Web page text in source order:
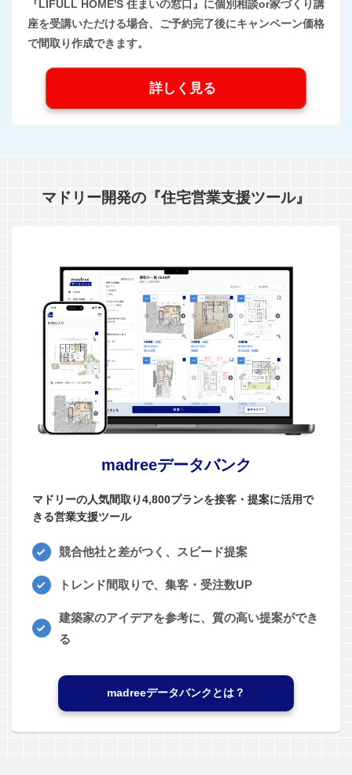
『LIFULL HOME'S 住まいの窓口』に個別相談or家づくり講
座を受講いただける場合、ご予約完了後にキャンペーン価格
で間取り作成できます。
詳しく見る
マドリー開発の『住宅営業支援ツール』
madreeデータバンク
マドリーの人気間取り4,800プランを接客・提案に活用で
きる営業支援ツール
競合他社と差がつく、スピード提案
トレンド間取りで、集客・受注数UP
建築家のアイデアを参考に、質の高い提案ができ
る
madreeデータバンクとは？